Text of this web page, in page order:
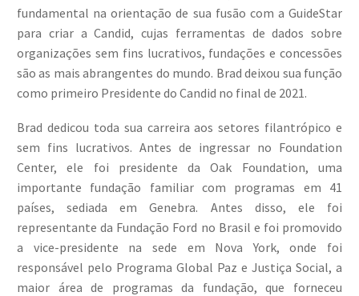
fundamental na orientação de sua fusão com a GuideStar
para criar a Candid, cujas ferramentas de dados sobre
organizações sem fins lucrativos, fundações e concessões
são as mais abrangentes do mundo. Brad deixou sua função
como primeiro Presidente do Candid no final de 2021.
Brad dedicou toda sua carreira aos setores filantrópico e
sem fins lucrativos. Antes de ingressar no Foundation
Center, ele foi presidente da Oak Foundation, uma
importante fundação familiar com programas em 41
países, sediada em Genebra. Antes disso, ele foi
representante da Fundação Ford no Brasil e foi promovido
a vice-presidente na sede em Nova York, onde foi
responsável pelo Programa Global Paz e Justiça Social, a
maior área de programas da fundação, que forneceu